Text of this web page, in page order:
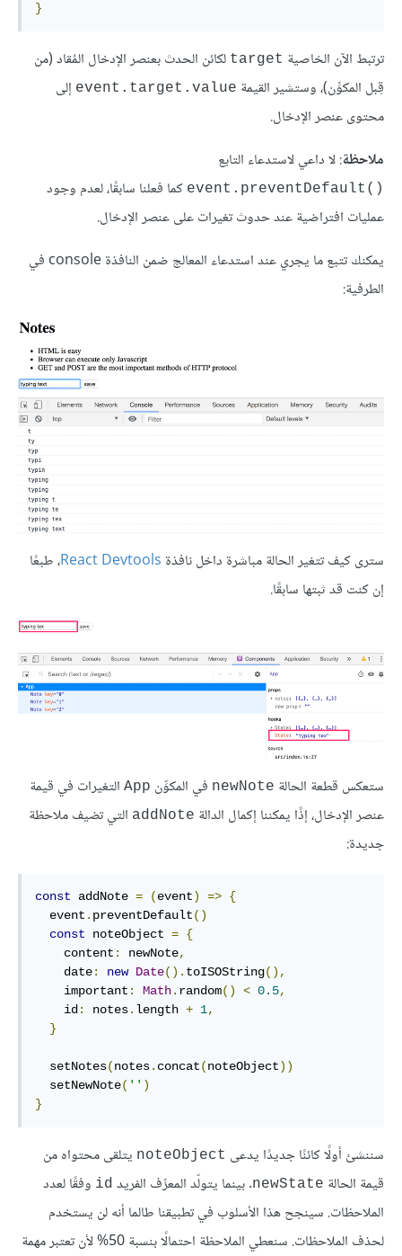
}
ترتبط الآن الخاصية target لكائن الحدث بعنصر الإدخال المُقاد (من
قِبل المكوِّن)، وستشير القيمة event.target.value إلى
محتوى عنصر الإدخال.
ملاحظة: لا داعي لاستدعاء التابع
()event.preventDefault
كما فعلنا سابقًا، لعدم وجود
عمليات افتراضية عند حدوث تغيرات على عنصر الإدخال.
يمكنك تتبع ما يجري عند استدعاء المعالج ضمن النافذة console في
الطرفية:
سترى كيف تتغير الحالة مباشرة داخل نافذة React Devtools، طبعًا
إن كنت قد ثبتها سابقًا.
ستعكس قطعة الحالة newNote في المكوِّن App التغيرات في قيمة
عنصر الإدخال، إذًا يمكننا إكمال الدالة addNote التي تضيف ملاحظة
جديدة:
const addNote = (event) => {
  event
. preventDefault()
const noteObject = {
    content
: newNote,
    date
: new Date(). toISOString(),
    important
: Math. random() < 0.5,
    id
: notes. length + 1,
}
  setNotes
(notes. concat(noteObject))
  setNewNote
( '' )
}
سننشئ أولًا كائنًا جديدًا يدعى noteObject يتلقى محتواه من
قيمة الحالة newState. بينما يتولّد المعرِّف الفريد id وفقًا لعدد
الملاحظات. سينجح هذا الأسلوب في تطبيقنا طالما أنه لن يستخدم
لحذف الملاحظات. سنعطي الملاحظة احتمالًا بنسبة 50% لأن تعتبر مهمة